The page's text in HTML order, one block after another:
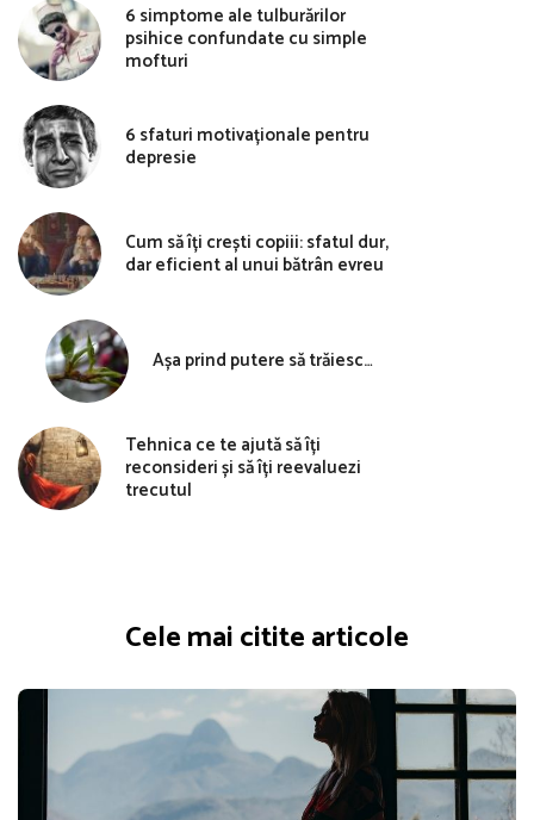
6 simptome ale tulburărilor
psihice confundate cu simple
mofturi
6 sfaturi motivaționale pentru
depresie
Cum să îți crești copiii: sfatul dur,
dar eficient al unui bătrân evreu
Așa prind putere să trăiesc…
Tehnica ce te ajută să îți
reconsideri și să îți reevaluezi
trecutul
Cele mai citite articole